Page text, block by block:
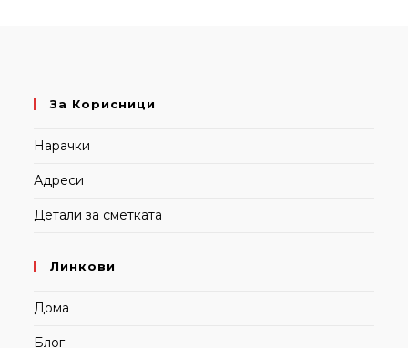
За Корисници
Нарачки
Адреси
Детали за сметката
Линкови
Дома
Блог